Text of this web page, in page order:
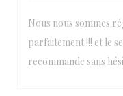
Nous nous sommes
parfaitement !!! et le
recommande sans